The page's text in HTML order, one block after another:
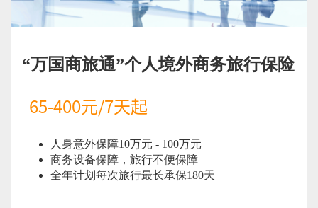
“万国商旅通”个人境外商务旅行保险
65-400元/7天起
人身意外保障10万元 - 100万元
商务设备保障，旅行不便保障
全年计划每次旅行最长承保180天